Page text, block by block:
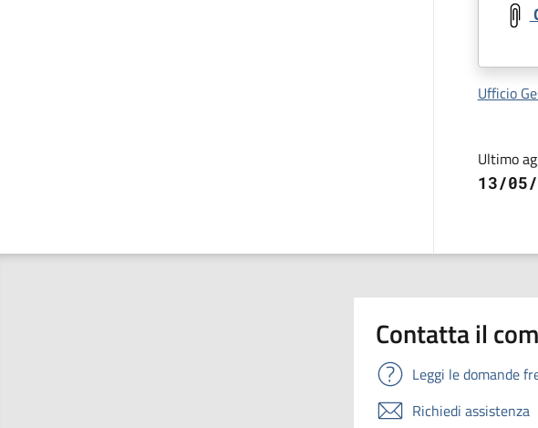
Ufficio
Ultimo
13/
Contatta il
Leggi le domande
Richiedi assistenza